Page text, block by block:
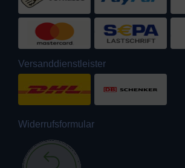
Versanddienstleister
Widerrufsformular